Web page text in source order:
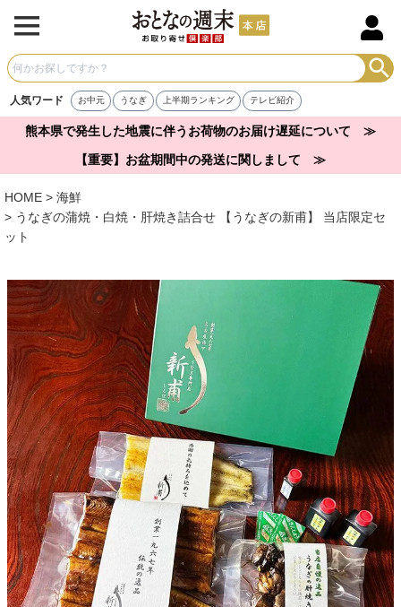
人気ワード お中元 うなぎ 上半期ランキング テレビ紹介
熊本県で発生した地震に伴うお荷物のお届け遅延について ≫
【重要】お盆期間中の発送に関しまして ≫
HOME
海鮮
うなぎの蒲焼・白焼・肝焼き詰合せ 【うなぎの新甫】 当店限定セ
ット